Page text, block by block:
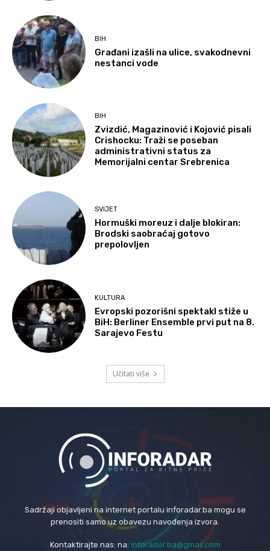
BIH
Građani izašli na ulice, svakodnevni
nestanci vode
BIH
Zvizdić, Magazinović i Kojović pisali
Crishocku: Traži se poseban
administrativni status za
Memorijalni centar Srebrenica
SVIJET
Hormuški moreuz i dalje blokiran:
Brodski saobraćaj gotovo
prepolovljen
KULTURA
Evropski pozorišni spektakl stiže u
BiH: Berliner Ensemble prvi put na 8.
Sarajevo Festu
Učitati više
Sadržaji objavljeni na internet portalu inforadar.ba mogu se
prenositi samo uz obavezu navođenja izvora.
Kontaktirajte nas: na: inforadar.ba@gmail.com